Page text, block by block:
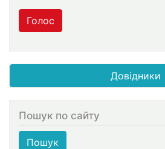
Голос
Довідники
Пошук по сайту
Пошук